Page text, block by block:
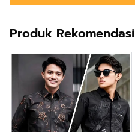
Produk Rekomendasi